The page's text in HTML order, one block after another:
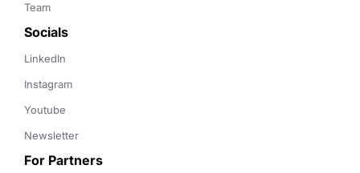
Team
Socials
LinkedIn
Instagram
Youtube
Newsletter
For Partners